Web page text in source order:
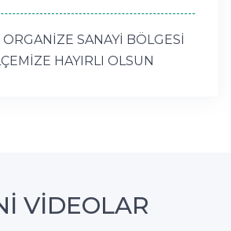
ORGANİZE SANAYİ BÖLGESİ
HAYIRLI OLSUN
VİDEOLAR